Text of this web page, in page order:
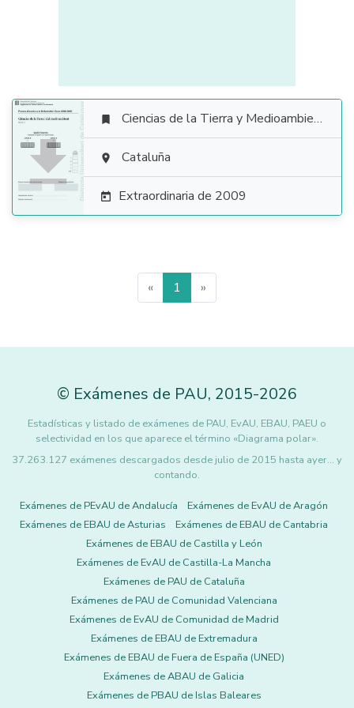

 Ciencias de la Tierra y Medioambientales
 Cataluña
 Extraordinaria de 2009
« 1 »
© Exámenes de PAU, 2015-2026
Estadísticas y listado de exámenes de PAU, EvAU, EBAU, PAEU o
selectividad en los que aparece el término «Diagrama polar».
37.263.127 exámenes descargados desde julio de 2015 hasta ayer... y
contando.
Exámenes de PEvAU de Andalucía
Exámenes de EvAU de Aragón
Exámenes de EBAU de Asturias
Exámenes de EBAU de Cantabria
Exámenes de EBAU de Castilla y León
Exámenes de EvAU de Castilla-La Mancha
Exámenes de PAU de Cataluña
Exámenes de PAU de Comunidad Valenciana
Exámenes de EvAU de Comunidad de Madrid
Exámenes de EBAU de Extremadura
Exámenes de EBAU de Fuera de España (UNED)
Exámenes de ABAU de Galicia
Exámenes de PBAU de Islas Baleares